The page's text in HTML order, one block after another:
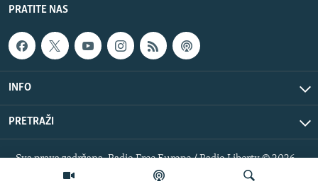
PRATITE NAS
INFO
PRETRAŽI
Sva prava zadržana. Radio Free Europe / Radio Liberty © 2026
RFE/RL, Inc.